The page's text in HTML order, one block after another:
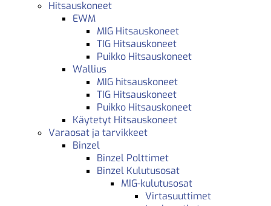
Hitsauskoneet
EWM
MIG Hitsauskoneet
TIG Hitsauskoneet
Puikko Hitsauskoneet
Wallius
MIG hitsauskoneet
TIG Hitsauskoneet
Puikko Hitsauskoneet
Käytetyt Hitsauskoneet
Varaosat ja tarvikkeet
Binzel
Binzel Polttimet
Binzel Kulutusosat
MIG-kulutusosat
Virtasuuttimet